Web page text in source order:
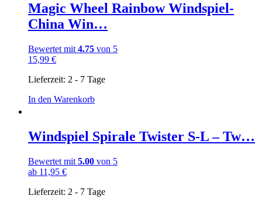
Magic Wheel Rainbow Windspiel-
China Win…
Bewertet mit 4.75 von 5
15,99 €
Lieferzeit: 2 - 7 Tage
In den Warenkorb
Windspiel Spirale Twister S-L – Tw…
Bewertet mit 5.00 von 5
ab 11,95 €
Lieferzeit: 2 - 7 Tage